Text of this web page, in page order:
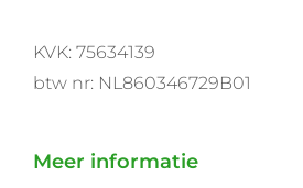
KVK: 75634139
btw nr: NL860346729B01
Meer informatie